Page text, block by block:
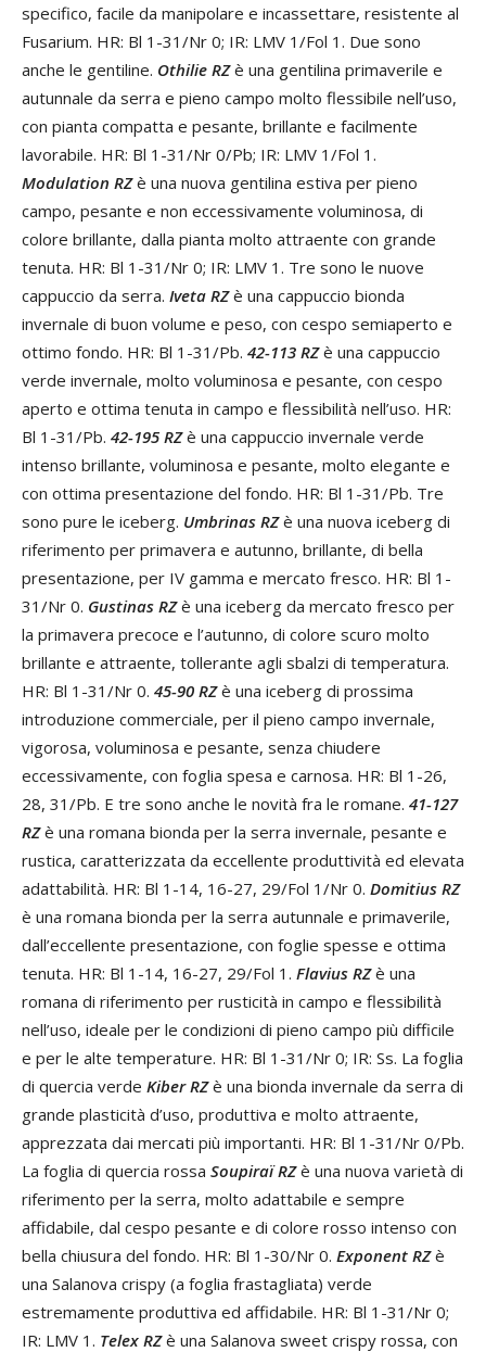
specifico, facile da manipolare e incassettare, resistente al
Fusarium. HR: Bl 1-31/Nr 0; IR: LMV 1/Fol 1. Due sono
anche le gentiline. Othilie RZè una gentilina primaverile e
autunnale da serra e pieno campo molto flessibile nell’uso,
con pianta compatta e pesante, brillante e facilmente
lavorabile. HR: Bl 1-31/Nr 0/Pb; IR: LMV 1/Fol 1.
Modulation RZè una nuova gentilina estiva per pieno
campo, pesante e non eccessivamente voluminosa, di
colore brillante, dalla pianta molto attraente con grande
tenuta. HR: Bl 1-31/Nr 0; IR: LMV 1. Tre sono le nuove
cappuccio da serra. Iveta RZè una cappuccio bionda
invernale di buon volume e peso, con cespo semiaperto e
ottimo fondo. HR: Bl 1-31/Pb. 42-113 RZè una cappuccio
verde invernale, molto voluminosa e pesante, con cespo
aperto e ottima tenuta in campo e flessibilità nell’uso. HR:
Bl 1-31/Pb. 42-195 RZè una cappuccio invernale verde
intenso brillante, voluminosa e pesante, molto elegante e
con ottima presentazione del fondo. HR: Bl 1-31/Pb. Tre
sono pure le iceberg. Umbrinas RZè una nuova iceberg di
riferimento per primavera e autunno, brillante, di bella
presentazione, per IV gamma e mercato fresco. HR: Bl 1-
31/Nr 0. Gustinas RZè una iceberg da mercato fresco per
la primavera precoce e l’autunno, di colore scuro molto
brillante e attraente, tollerante agli sbalzi di temperatura.
HR: Bl 1-31/Nr 0. 45-90 RZè una iceberg di prossima
introduzione commerciale, per il pieno campo invernale,
vigorosa, voluminosa e pesante, senza chiudere
eccessivamente, con foglia spesa e carnosa. HR: Bl 1-26,
28, 31/Pb. E tre sono anche le novità fra le romane. 41-127
RZè una romana bionda per la serra invernale, pesante e
rustica, caratterizzata da eccellente produttività ed elevata
adattabilità. HR: Bl 1-14, 16-27, 29/Fol 1/Nr 0. Domitius RZ
è una romana bionda per la serra autunnale e primaverile,
dall’eccellente presentazione, con foglie spesse e ottima
tenuta. HR: Bl 1-14, 16-27, 29/Fol 1. Flavius RZè una
romana di riferimento per rusticità in campo e flessibilità
nell’uso, ideale per le condizioni di pieno campo più difficile
e per le alte temperature. HR: Bl 1-31/Nr 0; IR: Ss. La foglia
di quercia verde Kiber RZè una bionda invernale da serra di
grande plasticità d’uso, produttiva e molto attraente,
apprezzata dai mercati più importanti. HR: Bl 1-31/Nr 0/Pb.
La foglia di quercia rossa Soupiraï RZè una nuova varietà di
riferimento per la serra, molto adattabile e sempre
affidabile, dal cespo pesante e di colore rosso intenso con
bella chiusura del fondo. HR: Bl 1-30/Nr 0. Exponent RZè
una Salanova crispy (a foglia frastagliata) verde
estremamente produttiva ed affidabile. HR: Bl 1-31/Nr 0;
IR: LMV 1. Telex RZè una Salanova sweet crispy rossa, con